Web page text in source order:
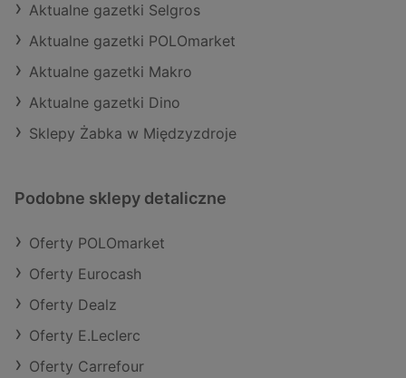
Aktualne gazetki Selgros
Aktualne gazetki POLOmarket
Aktualne gazetki Makro
Aktualne gazetki Dino
Sklepy Żabka w Międzyzdroje
Podobne sklepy detaliczne
Oferty POLOmarket
Oferty Eurocash
Oferty Dealz
Oferty E.Leclerc
Oferty Carrefour